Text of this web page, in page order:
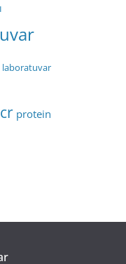
laboratuvar
protein